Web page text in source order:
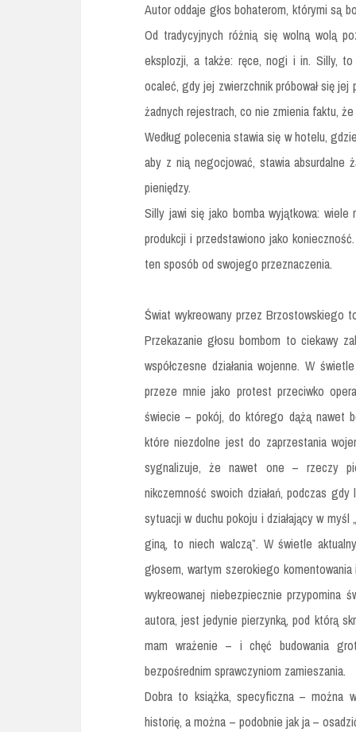
Autor oddaje głos bohaterom, którymi są
Od tradycyjnych różnią się wolną wolą
eksplozji, a także: ręce, nogi i in. Silly,
ocaleć, gdy jej zwierzchnik próbował się
żadnych rejestrach, co nie zmienia faktu,
Według polecenia stawia się w hotelu,
aby z nią negocjować, stawia absurdalne
pieniędzy.
Silly jawi się jako bomba wyjątkowa:
produkcji i przedstawiono jako
ten sposób od swojego przeznaczenia.
Świat wykreowany przez Brzostowskiego
Przekazanie głosu bombom to ciekawy
współczesne działania wojenne. W
przeze mnie jako protest przeciwko
świecie – pokój, do którego dążą nawet
które niezdolne jest do zaprzestania
sygnalizuje, że nawet one – rzeczy
nikczemność swoich działań, podczas
sytuacji w duchu pokoju i działający w
giną, to niech walczą”. W świetle
głosem, wartym szerokiego
wykreowanej niebezpiecznie przypomina
autora, jest jedynie pierzynką, pod którą
mam wrażenie – i chęć budowania
bezpośrednim sprawczyniom zamieszania.
Dobra to książka, specyficzna – można
historię, a można – podobnie jak ja –